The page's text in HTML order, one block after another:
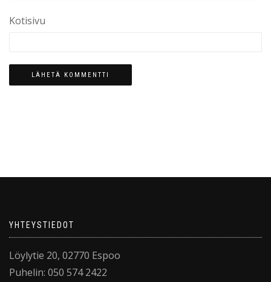
Kotisivu
YHTEYSTIEDOT
Löylytie 20, 02770 Espoo
Puhelin: 050 574 2422